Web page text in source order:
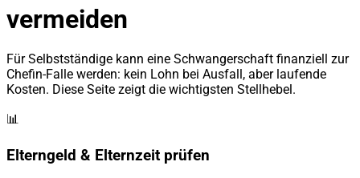
vermeiden
Für Selbstständige kann eine Schwangerschaft finanziell zur
Chefin-Falle werden: kein Lohn bei Ausfall, aber laufende
Kosten. Diese Seite zeigt die wichtigsten Stellhebel.
📊
Elterngeld & Elternzeit prüfen